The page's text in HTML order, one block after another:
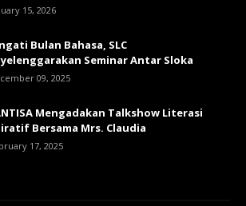
15, 2026
Bulan Bahasa, SLC
Seminar Antar Sloka
09, 2025
Mengadakan Talkshow Literasi
Bersama Mrs. Claudia
17, 2025